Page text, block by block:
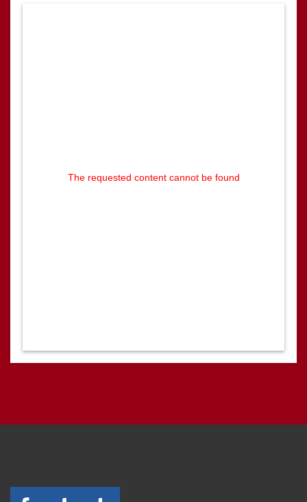
The requested content cannot be found